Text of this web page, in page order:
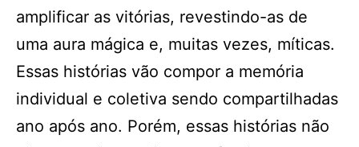
amplificar as vitórias, revestindo-as de
uma aura mágica e, muitas vezes, míticas.
Essas histórias vão compor a memória
individual e coletiva sendo compartilhadas
ano após ano. Porém, essas histórias não